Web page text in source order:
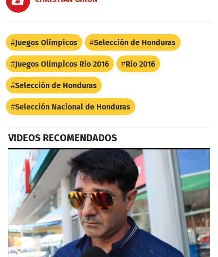
Juegos Olímpicos Selección de Honduras
Juegos Olímpicos Rio 2016 Rio 2016
Selección de Honduras
Selección Nacional de Honduras
VIDEOS RECOMENDADOS